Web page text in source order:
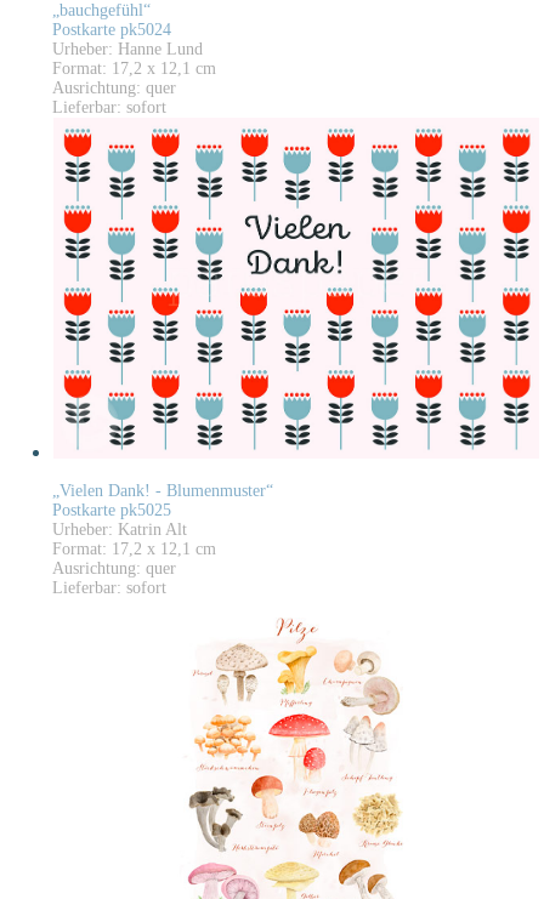
„bauchgefühl“
Postkarte pk5024
Urheber: Hanne Lund
Format: 17,2 x 12,1 cm
Ausrichtung: quer
Lieferbar: sofort
„Vielen Dank! - Blumenmuster“
Postkarte pk5025
Urheber: Katrin Alt
Format: 17,2 x 12,1 cm
Ausrichtung: quer
Lieferbar: sofort